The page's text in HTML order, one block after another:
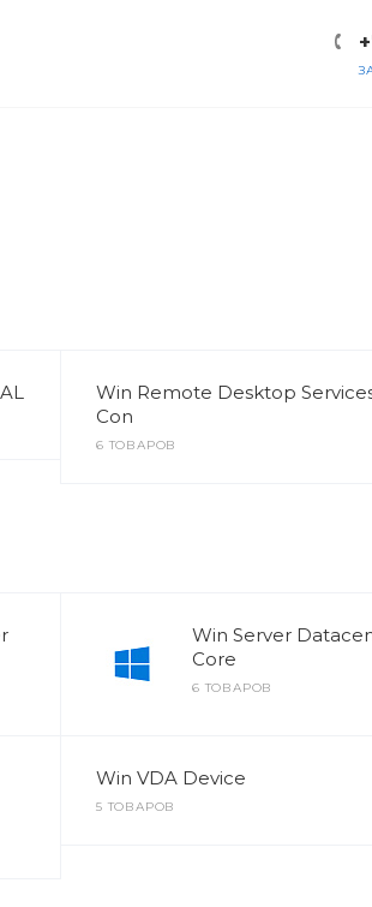
Win Remote Desktop
Con
6 ТОВАРОВ
Win Server
Core
6 ТОВАРОВ
Win VDA Device
5 ТОВАРОВ